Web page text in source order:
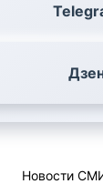
Новости